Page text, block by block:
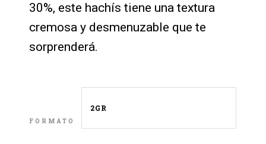
30%, este hachís tiene una textura
cremosa y desmenuzable que te
sorprenderá.
FORMATO